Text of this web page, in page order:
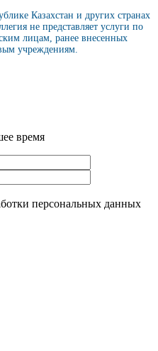
Казахстан и других странах
не представляет услуги по
лицам, ранее внесенных
учреждениям.
время
персональных данных